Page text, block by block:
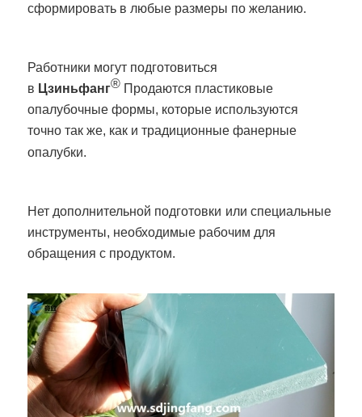
сформировать в любые размеры по желанию.
Работники могут подготовиться
в Цзиньфанг® Продаются пластиковые
опалубочные формы, которые используются
точно так же, как и традиционные фанерные
опалубки.
Нет дополнительной подготовки или специальные
инструменты, необходимые рабочим для
обращения с продуктом.